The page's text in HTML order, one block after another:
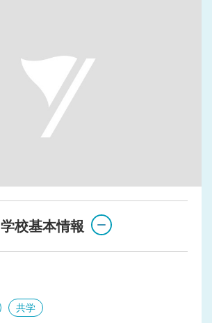
学校基本情報
共学